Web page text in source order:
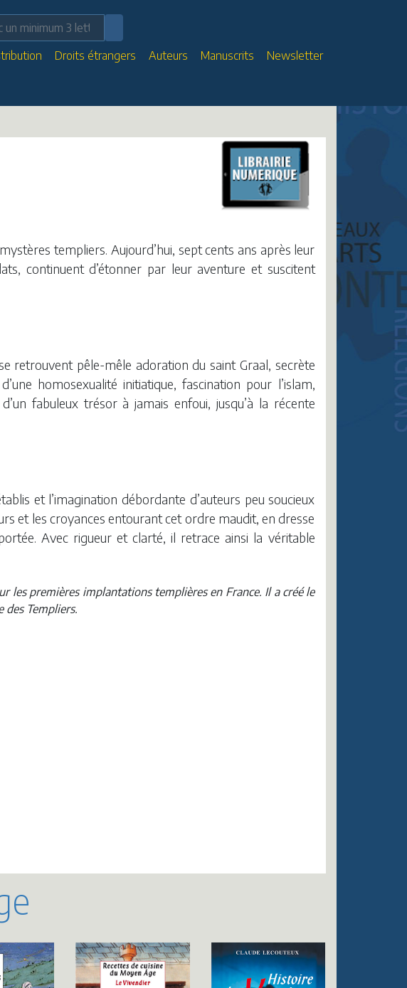
Droits étrangers Auteurs Manuscrits Newsletter
templiers. Aujourd’hui, sept cents ans après leur
continuent d’étonner par leur aventure et suscitent
retrouvent pêle-mêle adoration du saint Graal, secrète
homosexualité initiatique, fascination pour l’islam,
fabuleux trésor à jamais enfoui, jusqu’à la récente
et l’imagination débordante d’auteurs peu soucieux
et les croyances entourant cet ordre maudit, en dresse
Avec rigueur et clarté, il retrace ainsi la véritable
les premières implantations templières en France. Il a créé le
des Templiers.